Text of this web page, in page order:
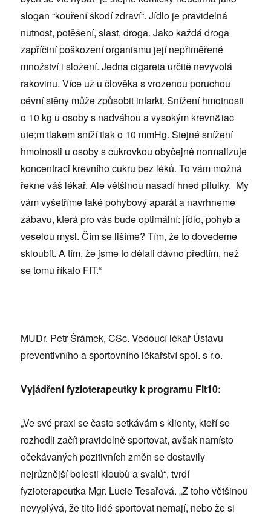
slogan “kouření škodí zdraví“. Jídlo je pravidelná
nutnost, potěšení, slast, droga. Jako každá droga
zapříčiní poškození organismu její nepřiměřené
množství i složení. Jedna cigareta určitě nevyvolá
rakovinu. Více už u člověka s vrozenou poruchou
cévní stěny může způsobit infarkt. Snížení hmotnosti
o 10 kg u osoby s nadváhou a vysokým krevn&iac
ute;m tlakem sníží tlak o 10 mmHg. Stejné snížení
hmotnosti u osoby s cukrovkou obyčejně normalizuje
koncentraci krevního cukru bez léků. To vám možná
řekne váš lékař. Ale většinou nasadí hned pilulky. My
vám vyšetříme také pohybový aparát a navrhneme
zábavu, která pro vás bude optimální: jídlo, pohyb a
veselou mysl. Čím se lišíme? Tím, že to dovedeme
skloubit. A tím, že jsme to dělali dávno předtím, než
se tomu říkalo FIT.“
MUDr. Petr Šrámek, CSc. Vedoucí lékař Ústavu
preventivního a sportovního lékařství spol. s r.o.
Vyjádření fyzioterapeutky k programu Fit10:
„Ve své praxi se často setkávám s klienty, kteří se
rozhodli začít pravidelně sportovat, avšak namísto
očekávaných pozitivních změn se dostavily
nejrůznější bolesti kloubů a svalů“, tvrdí
fyzioterapeutka Mgr. Lucie Tesařová. „Z toho většinou
nevyplývá, že tito lidé sportovat nemají, nebo že si